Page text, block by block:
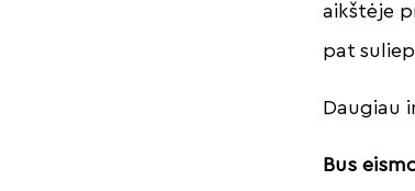
aikštėje
pat
Daugiau
Bus